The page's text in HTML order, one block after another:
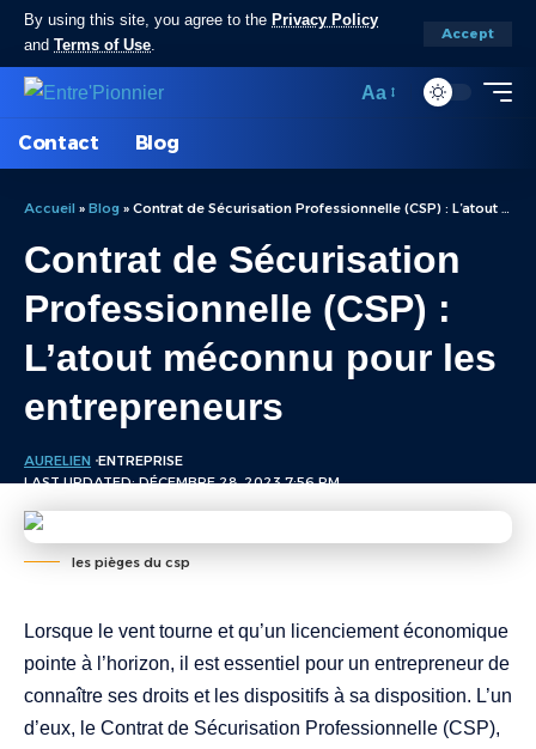
By using this site, you agree to the Privacy Policy
and Terms of Use.
Accept
Aa
Contact Blog
Accueil » Blog » Contrat de Sécurisation Professionnelle (CSP) : L’atout méconnu pour les entrepreneurs
Contrat de Sécurisation
Professionnelle (CSP) :
L’atout méconnu pour les
entrepreneurs
LAST UPDATED: DÉCEMBRE 28, 2023 7:56 PM
AURELIEN ENTREPRISE
les pièges du csp
Lorsque le vent tourne et qu’un licenciement économique
pointe à l’horizon, il est essentiel pour un entrepreneur de
connaître ses droits et les dispositifs à sa disposition. L’un
d’eux, le Contrat de Sécurisation Professionnelle (CSP),